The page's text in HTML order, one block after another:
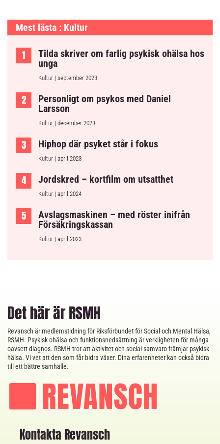
Mest lästa : Kultur
Tilda skriver om farlig psykisk ohälsa hos
unga
Kultur | september 2023
Personligt om psykos med Daniel
Larsson
Kultur | december 2023
Hiphop där psyket står i fokus
Kultur | april 2023
Jordskred – kortfilm om utsatthet
Kultur | april 2024
Avslagsmaskinen – med röster inifrån
Försäkringskassan
Kultur | april 2023
Det här är RSMH
Revansch är medlemstidning för Riksförbundet för Social och Mental Hälsa,
RSMH. Psykisk ohälsa och funktionsnedsättning är verkligheten för många
oavsett diagnos. RSMH tror att aktivitet och social samvaro främjar psykisk
hälsa. Vi vet att den som får bidra växer. Dina erfarenheter kan också bidra
till ett bättre samhälle.
Kontakta Revansch